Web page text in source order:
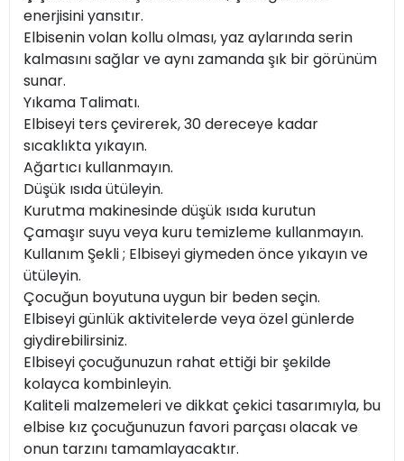
enerjisini yansıtır.
Elbisenin volan kollu olması, yaz aylarında serin
kalmasını sağlar ve aynı zamanda şık bir görünüm
sunar.
Yıkama Talimatı.
Elbiseyi ters çevirerek, 30 dereceye kadar
sıcaklıkta yıkayın.
Ağartıcı kullanmayın.
Düşük ısıda ütüleyin.
Kurutma makinesinde düşük ısıda kurutun
Çamaşır suyu veya kuru temizleme kullanmayın.
Kullanım Şekli ; Elbiseyi giymeden önce yıkayın ve
ütüleyin.
Çocuğun boyutuna uygun bir beden seçin.
Elbiseyi günlük aktivitelerde veya özel günlerde
giydirebilirsiniz.
Elbiseyi çocuğunuzun rahat ettiği bir şekilde
kolayca kombinleyin.
Kaliteli malzemeleri ve dikkat çekici tasarımıyla, bu
elbise kız çocuğunuzun favori parçası olacak ve
onun tarzını tamamlayacaktır.